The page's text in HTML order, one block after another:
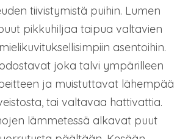
tiivistymistä puihin. Lumen
pikkuhiljaa taipua valtavien
asentoihin.
joka talvi ympärilleen
ja muistuttavat lähempää
tai valtavaa hattivattia.
lämmetessä alkavat puut